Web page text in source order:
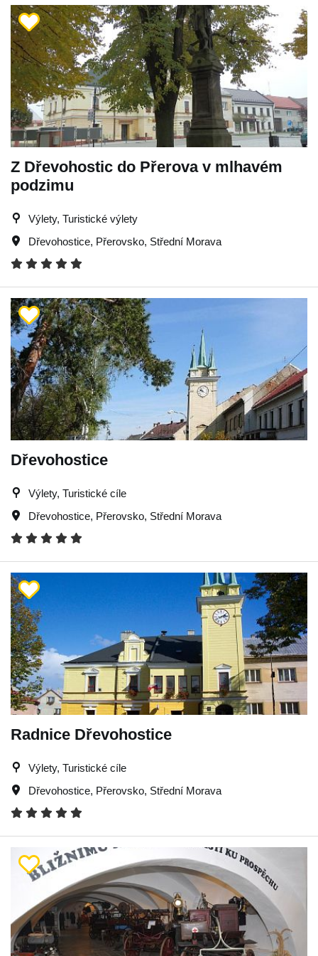
Z Dřevohostic do Přerova v mlhavém
podzimu
Výlety, Turistické výlety
Dřevohostice, Přerovsko, Střední Morava
Dřevohostice
Výlety, Turistické cíle
Dřevohostice, Přerovsko, Střední Morava
Radnice Dřevohostice
Výlety, Turistické cíle
Dřevohostice, Přerovsko, Střední Morava